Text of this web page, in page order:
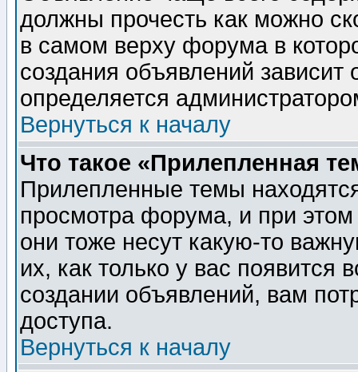
должны прочесть как можно
в самом верху форума в
создания объявлений зависит
определяется
Вернуться к началу
Что такое «Прилепленная
Прилепленные темы
просмотра форума, и при
они тоже несут какую-то
их, как только у вас появится
создании объявлений, вам
доступа.
Вернуться к началу